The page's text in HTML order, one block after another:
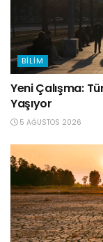
BILIM
Yeni Çalışma:
Yaşıyor
5 AĞUSTOS 2026